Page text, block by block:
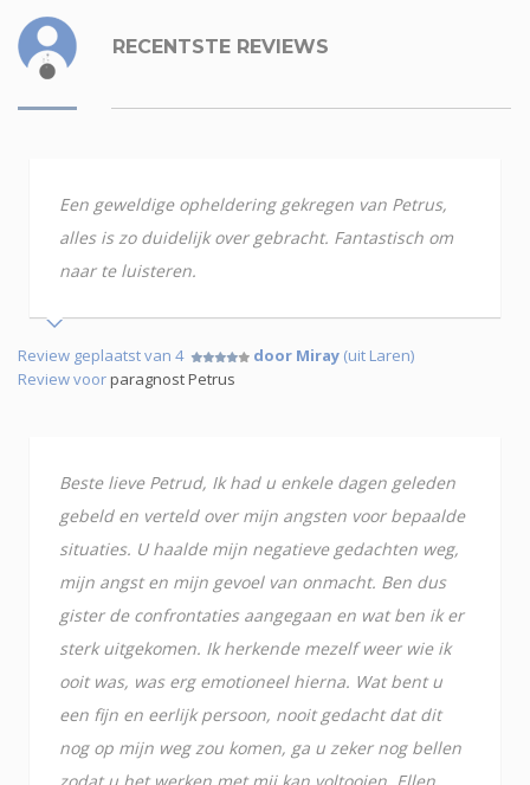
RECENTSTE REVIEWS
Een geweldige opheldering gekregen van Petrus,
alles is zo duidelijk over gebracht. Fantastisch om
naar te luisteren.
Review geplaatst van 4 door Miray (uit Laren)
Review voorparagnost Petrus
Beste lieve Petrud, Ik had u enkele dagen geleden
gebeld en verteld over mijn angsten voor bepaalde
situaties. U haalde mijn negatieve gedachten weg,
mijn angst en mijn gevoel van onmacht. Ben dus
gister de confrontaties aangegaan en wat ben ik er
sterk uitgekomen. Ik herkende mezelf weer wie ik
ooit was, was erg emotioneel hierna. Wat bent u
een fijn en eerlijk persoon, nooit gedacht dat dit
nog op mijn weg zou komen, ga u zeker nog bellen